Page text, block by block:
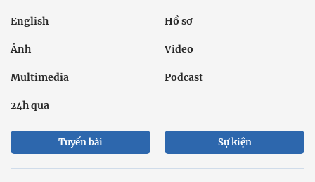
English Hồ sơ
Ảnh Video
Multimedia Podcast
24h qua
Tuyến bài Sự kiện